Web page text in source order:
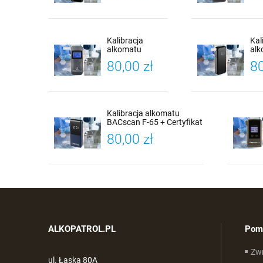
Kalibracji
Kalibracja
alkomatu
BACscan F-40 +
Certyfikat
Kalibracji
80,00 zł
Kalibracja alkomatu
BACscan F-65 + Certyfikat
80,00 zł
ALKOPATROL.PL
ul. Łaska 80A